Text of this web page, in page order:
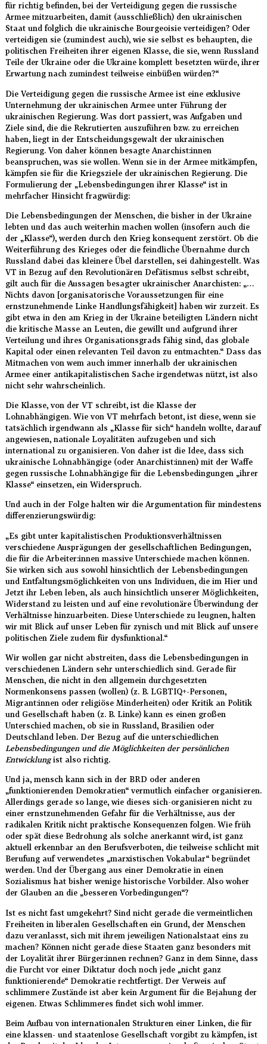
für richtig befinden, bei der Verteidigung gegen die russische
Armee mitzuarbeiten, damit (ausschließlich) den ukrainischen
Staat und folglich die ukrainische Bourgeoisie verteidigen? Oder
verteidigen sie (zumindest auch), wie sie selbst es behaupten, die
politischen Freiheiten ihrer eigenen Klasse, die sie, wenn Russland
Teile der Ukraine oder die Ukraine komplett besetzten würde, ihrer
Erwartung nach zumindest teilweise einbüßen würden?“
Die Verteidigung gegen die russische Armee ist eine exklusive
Unternehmung der ukrainischen Armee unter Führung der
ukrainischen Regierung. Was dort passiert, was Aufgaben und
Ziele sind, die die Rekrutierten auszuführen bzw. zu erreichen
haben, liegt in der Entscheidungsgewalt der ukrainischen
Regierung. Von daher können besagte Anarchist:innen
beanspruchen, was sie wollen. Wenn sie in der Armee mitkämpfen,
kämpfen sie für die Kriegsziele der ukrainischen Regierung. Die
Formulierung der „Lebensbedingungen ihrer Klasse“ ist in
mehrfacher Hinsicht fragwürdig:
Die Lebensbedingungen der Menschen, die bisher in der Ukraine
lebten und das auch weiterhin machen wollen (insofern auch die
der „Klasse“), werden durch den Krieg konsequent zerstört. Ob die
Weiterführung des Krieges oder die feindliche Übernahme durch
Russland dabei das kleinere Übel darstellen, sei dahingestellt. Was
VT in Bezug auf den Revolutionären Defätismus selbst schreibt,
gilt auch für die Aussagen besagter ukrainischer Anarchisten: „…
Nichts davon [organisatorische Voraussetzungen für eine
ernstzunehmende Linke Handlungsfähigkeit] haben wir zurzeit. Es
gibt etwa in den am Krieg in der Ukraine beteiligten Ländern nicht
die kritische Masse an Leuten, die gewillt und aufgrund ihrer
Verteilung und ihres Organisationsgrads fähig sind, das globale
Kapital oder einen relevanten Teil davon zu entmachten.“ Dass das
Mitmachen von wem auch immer innerhalb der ukrainischen
Armee einer antikapitalistischen Sache irgendetwas nützt, ist also
nicht sehr wahrscheinlich.
Die Klasse, von der VT schreibt, ist die Klasse der
Lohnabhängigen. Wie von VT mehrfach betont, ist diese, wenn sie
tatsächlich irgendwann als „Klasse für sich“ handeln wollte, darauf
angewiesen, nationale Loyalitäten aufzugeben und sich
international zu organisieren. Von daher ist die Idee, dass sich
ukrainische Lohnabhängige (oder Anarchist:innen) mit der Waffe
gegen russische Lohnabhängige für die Lebensbedingungen „ihrer
Klasse“ einsetzen, ein Widerspruch.
Und auch in der Folge halten wir die Argumentation für mindestens
differenzierungswürdig:
„Es gibt unter kapitalistischen Produktionsverhältnissen
verschiedene Ausprägungen der gesellschaftlichen Bedingungen,
die für die Arbeiter:innen massive Unterschiede machen können.
Sie wirken sich aus sowohl hinsichtlich der Lebensbedingungen
und Entfaltungsmöglichkeiten von uns Individuen, die im Hier und
Jetzt ihr Leben leben, als auch hinsichtlich unserer Möglichkeiten,
Widerstand zu leisten und auf eine revolutionäre Überwindung der
Verhältnisse hinzuarbeiten. Diese Unterschiede zu leugnen, halten
wir mit Blick auf unser Leben für zynisch und mit Blick auf unsere
politischen Ziele zudem für dysfunktional.“
Wir wollen gar nicht abstreiten, dass die Lebensbedingungen in
verschiedenen Ländern sehr unterschiedlich sind. Gerade für
Menschen, die nicht in den allgemein durchgesetzten
Normenkonsens passen (wollen) (z. B. LGBTIQ+-Personen,
Migrant:innen oder religiöse Minderheiten) oder Kritik an Politik
und Gesellschaft haben (z. B. Linke) kann es einen großen
Unterschied machen, ob sie in Russland, Brasilien oder
Deutschland leben. Der Bezug auf die unterschiedlichen
Lebensbedingungen und die Möglichkeiten der persönlichen
Entwicklungist also richtig.
Und ja, mensch kann sich in der BRD oder anderen
„funktionierenden Demokratien“ vermutlich einfacher organisieren.
Allerdings gerade so lange, wie dieses sich-organisieren nicht zu
einer ernstzunehmenden Gefahr für die Verhältnisse, aus der
radikalen Kritik nicht praktische Konsequenzen folgen. Wie früh
oder spät diese Bedrohung als solche anerkannt wird, ist ganz
aktuell erkennbar an den Berufsverboten, die teilweise schlicht mit
Berufung auf verwendetes „marxistischen Vokabular“ begründet
werden. Und der Übergang aus einer Demokratie in einen
Sozialismus hat bisher wenige historische Vorbilder. Also woher
der Glauben an die „besseren Vorbedingungen“?
Ist es nicht fast umgekehrt? Sind nicht gerade die vermeintlichen
Freiheiten in liberalen Gesellschaften ein Grund, der Menschen
dazu veranlasst, sich mit ihrem jeweiligen Nationalstaat eins zu
machen? Können nicht gerade diese Staaten ganz besonders mit
der Loyalität ihrer Bürger:innen rechnen? Ganz in dem Sinne, dass
die Furcht vor einer Diktatur doch noch jede „nicht ganz
funktionierende“ Demokratie rechtfertigt. Der Verweis auf
schlimmere Zustände ist aber kein Argument für die Bejahung der
eigenen. Etwas Schlimmeres findet sich wohl immer.
Beim Aufbau von internationalen Strukturen einer Linken, die für
eine klassen- und staatenlose Gesellschaft vorgibt zu kämpfen, ist